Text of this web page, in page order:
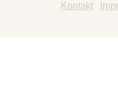
Kontakt|